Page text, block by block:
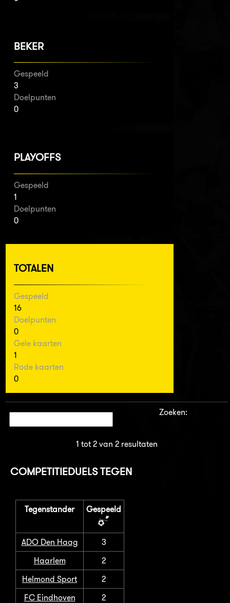
BEKER
Gespeeld
3
Doelpunten
0
PLAYOFFS
Gespeeld
1
Doelpunten
0
TOTALEN
Gespeeld
16
Doelpunten
0
Gele kaarten
1
Rode kaarten
0
Zoeken:
1 tot 2 van 2 resultaten
COMPETITIEDUELS TEGEN
Tegenstander Gespeeld
ADO Den Haag
3
Haarlem
2
Helmond Sport
2
FC Eindhoven
2